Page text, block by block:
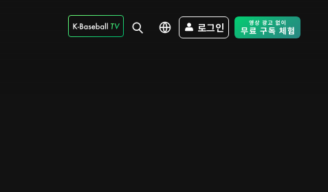
로그인 Free Trial -